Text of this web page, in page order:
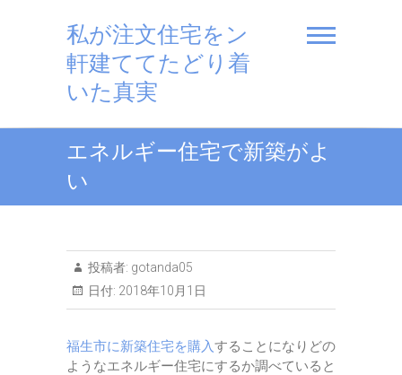
私が注文住宅をン
軒建ててたどり着
いた真実
エネルギー住宅で新築がよ
い
投稿者: gotanda05
日付: 2018年10月1日
福生市に新築住宅を購入することになりどの
ようなエネルギー住宅にするか調べていると